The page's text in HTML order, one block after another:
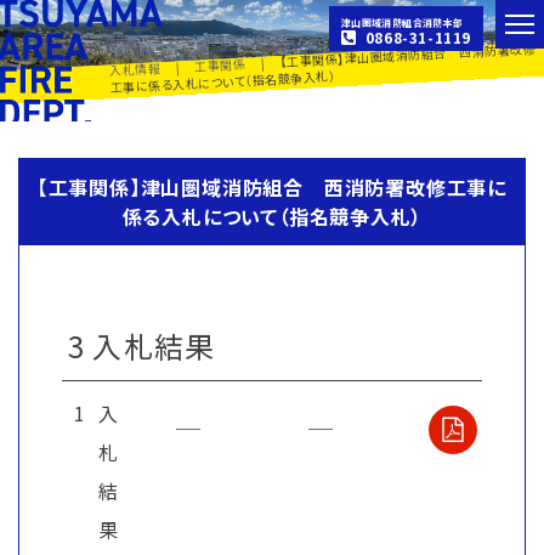
津山圏域消防組合消防本部
0868-31-1119
入札情報 | 工事関係 | 【工事関係】津山圏域消防組合 西消防署改修
工事に係る入札について（指名競争入札）
【工事関係】津山圏域消防組合 西消防署改修工事に
係る入札について（指名競争入札）
3 入札結果
1 入
札
結
果